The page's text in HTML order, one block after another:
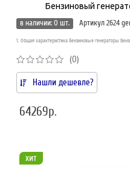
Бензиновый
в наличии: 0 шт.
Артикул 2624
1. Общая характеристика Бензиновые генераторы
(0)
Нашли дешевле?
64269р.
хит